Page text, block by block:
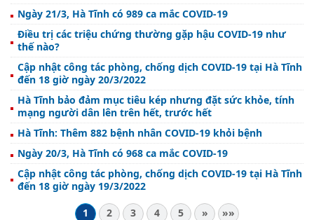
Ngày 21/3, Hà Tĩnh có 989 ca mắc COVID-19
Điều trị các triệu chứng thường gặp hậu COVID-19 như
thế nào?
Cập nhật công tác phòng, chống dịch COVID-19 tại Hà Tĩnh
đến 18 giờ ngày 20/3/2022
Hà Tĩnh bảo đảm mục tiêu kép nhưng đặt sức khỏe, tính
mạng người dân lên trên hết, trước hết
Hà Tĩnh: Thêm 882 bệnh nhân COVID-19 khỏi bệnh
Ngày 20/3, Hà Tĩnh có 968 ca mắc COVID-19
Cập nhật công tác phòng, chống dịch COVID-19 tại Hà Tĩnh
đến 18 giờ ngày 19/3/2022
1
2 3 4 5 » »»